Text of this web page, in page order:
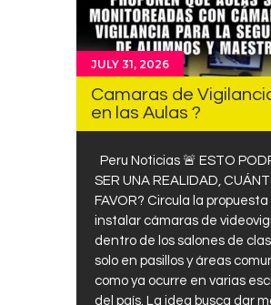
News
Events
Store
Contacts
JULY 31, 2026
Camaras de
en las Aulas ?
Peru Noticias 🚨 ESTO
SER UNA REALIDAD,
FAVOR? Circula la propuesta
instalar cámaras de
dentro de los salones de
solo en pasillos y áreas
como ya ocurre en varias
del país. La idea busca dar